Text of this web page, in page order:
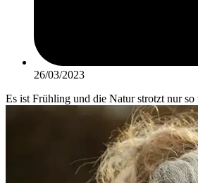
26/03/2023
Es ist Frühling und die Natur strotzt nur so